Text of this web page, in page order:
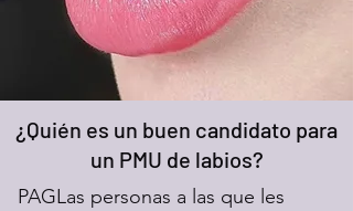
¿Quién es un buen candidato para
un PMU de labios?
PAGLas personas a las que les